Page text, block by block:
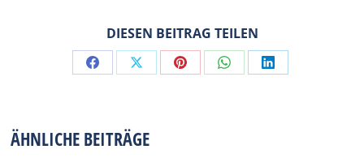
DIESEN BEITRAG TEILEN
Share Share Share Share Share
ÄHNLICHE BEITRÄGE